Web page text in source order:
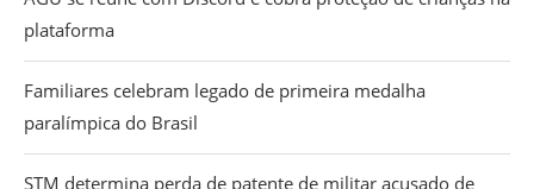
plataforma
Familiares celebram legado de primeira medalha
paralímpica do Brasil
STM determina perda de patente de militar acusado de